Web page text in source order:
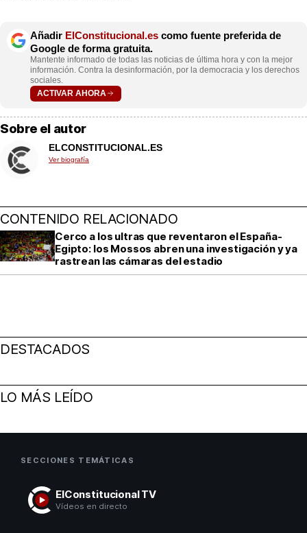
Añadir ElConstitucional.es como fuente preferida de
Google de forma gratuita.
Mantente informado de todas las noticias de última hora y con la mejor
información. Contra la desinformación, por la democracia y los derechos
sociales.
ACTIVAR AHORA
Sobre el autor
ELCONSTITUCIONAL.ES
Ver biografía
CONTENIDO RELACIONADO
Cerco a los ultras que reventaron el España-
Egipto: los Mossos abren una investigación y ya
rastrean las cámaras del estadio
DESTACADOS
LO MÁS LEÍDO
SECCIONES TEMÁTICAS
ElConstitucional TV
Vídeos en directo